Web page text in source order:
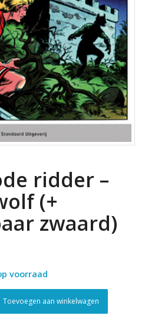
ridder –
(+
zwaard)
voorraad
Toevoegen aan winkelwagen